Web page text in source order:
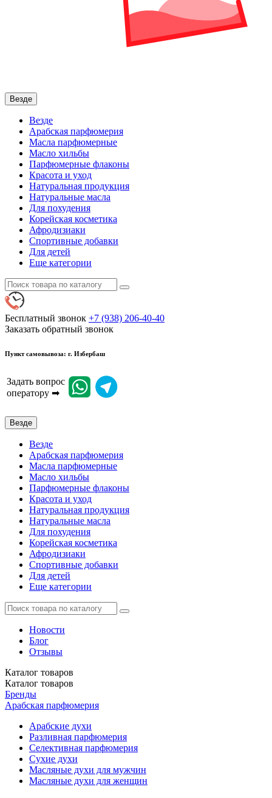
Везде
Везде
Арабская парфюмерия
Масла парфюмерные
Масло хильбы
Парфюмерные флаконы
Красота и уход
Натуральная продукция
Натуральные масла
Для похудения
Корейская косметика
Афродизиаки
Спортивные добавки
Для детей
Еще категории
Бесплатный звонок +7 (938) 206-40-40
Заказать обратный звонок
Пункт самовывоза: г. Избербаш
Задать вопрос
оператору ➡
Везде
Везде
Арабская парфюмерия
Масла парфюмерные
Масло хильбы
Парфюмерные флаконы
Красота и уход
Натуральная продукция
Натуральные масла
Для похудения
Корейская косметика
Афродизиаки
Спортивные добавки
Для детей
Еще категории
Новости
Блог
Отзывы
Каталог товаров
Каталог товаров
Бренды
Арабская парфюмерия
Арабские духи
Разливная парфюмерия
Селективная парфюмерия
Сухие духи
Масляные духи для мужчин
Масляные духи для женщин